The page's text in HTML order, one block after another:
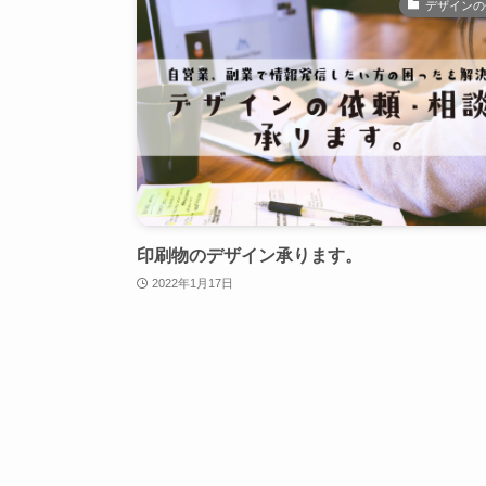
デザイン
印刷物のデザイン承ります。
2022年1月17日